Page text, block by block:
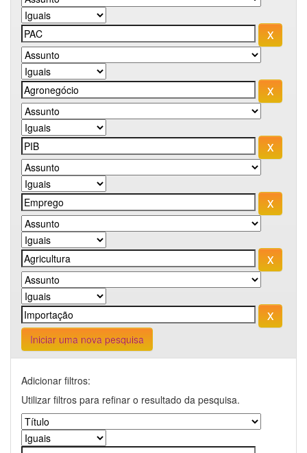
Iniciar uma nova pesquisa
Adicionar filtros:
Utilizar filtros para refinar o resultado da pesquisa.